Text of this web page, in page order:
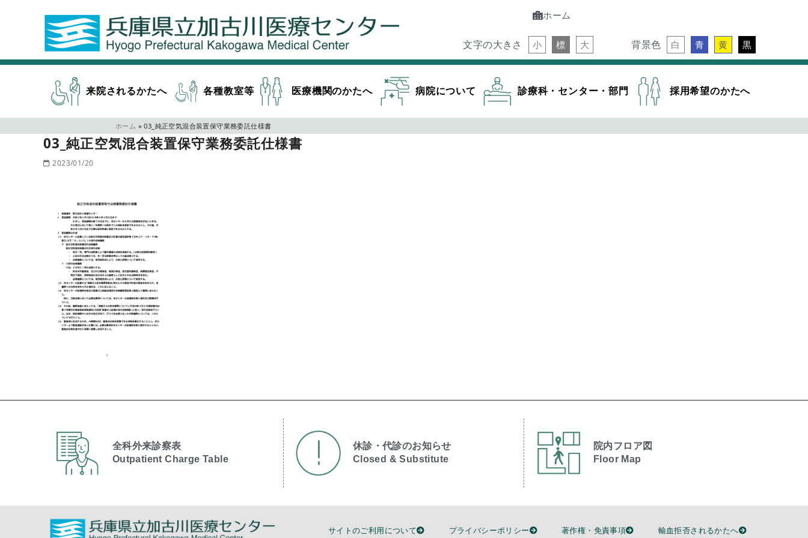
ホーム
文字の大きさ 小 標 大 背景色 白 青 黄 黒
来院されるかたへ 各種教室等 医療機関のかたへ 病院について 診療科・センター・部門 採用希望のかたへ
ホーム » 03_純正空気混合装置保守業務委託仕様書
03_純正空気混合装置保守業務委託仕様書
2023/01/20
全科外来診察表
Outpatient Charge Table​
休診・代診のお知らせ
Closed & Substitute​
院内フロア図
Floor Map
サイトのご利用について プライバシーポリシー 著作権・免責事項 輸血拒否されるかたへ